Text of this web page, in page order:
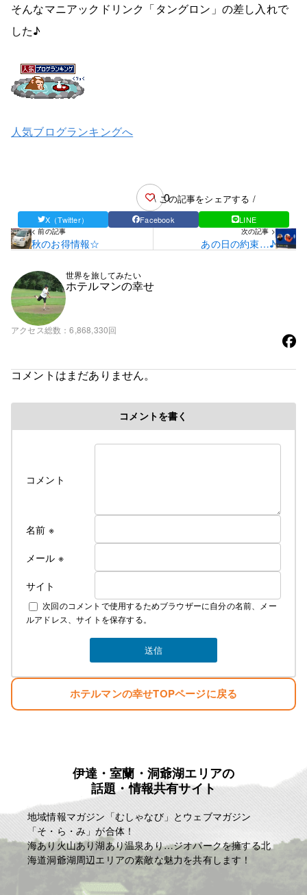
そんなマニアックドリンク「タングロン」の差し入れで
した♪
人気ブログランキングへ
0
\ この記事をシェアする /
X（Twitter） Facebook LINE
< 前の記事
秋のお得情報☆
次の記事 >
あの日の約束…♪
世界を旅してみたい
ホテルマンの幸せ
アクセス総数 6,868,330回
コメントはまだありません。
コメントを書く
コメント
名前 ※
メール ※
サイト
次回のコメントで使用するためブラウザーに自分の名前、メー
ルアドレス、サイトを保存する。
ホテルマンの幸せTOPページに戻る
伊達・室蘭・洞爺湖エリアの
話題・情報共有サイト
地域情報マガジン「むしゃなび」とウェブマガジン
「そ・ら・み」が合体！
海あり火山あり湖あり温泉あり…ジオパークを擁する北
海道洞爺湖周辺エリアの素敵な魅力を共有します！